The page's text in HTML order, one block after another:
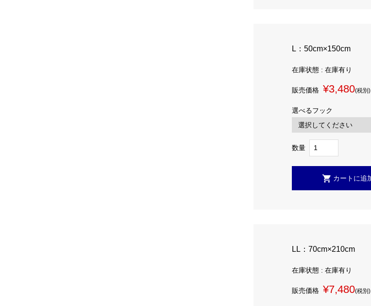
L：50cm×150cm
在庫状態 : 在庫有り
販売価格 ¥3,480(税別)
選べるフック
数量
LL：70cm×210cm
在庫状態 : 在庫有り
販売価格 ¥7,480(税別)